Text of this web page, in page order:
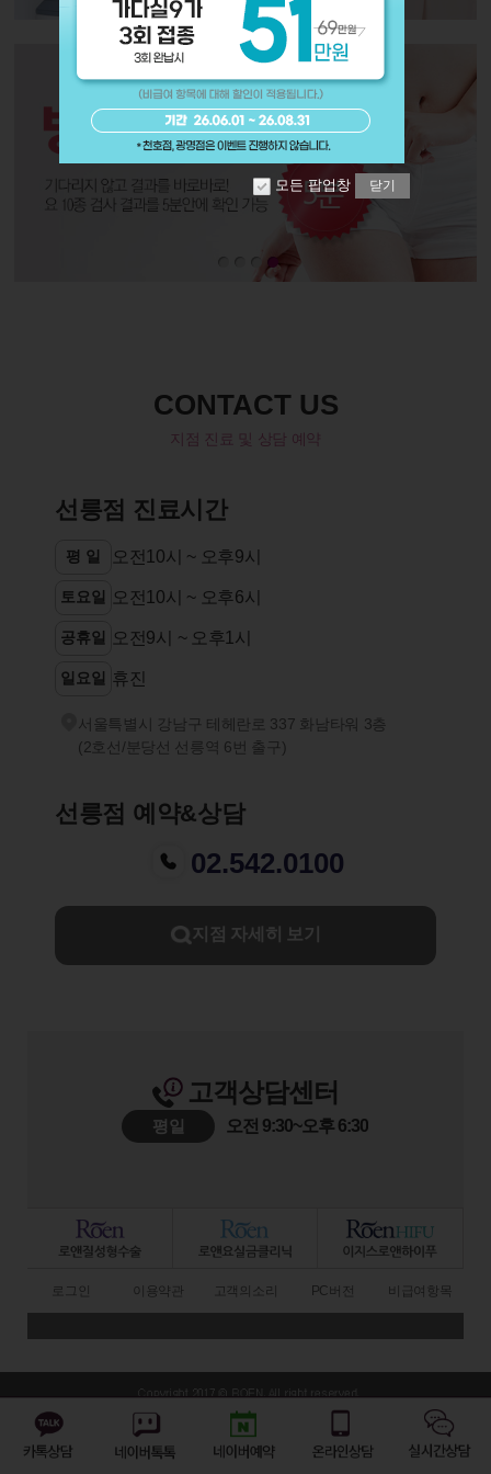
모든 팝업창 닫기
CONTACT US
지점 진료 및 상담 예약
선릉점 진료시간
평 일 오전10시 ~ 오후9시
토요일 오전10시 ~ 오후6시
공휴일 오전9시 ~ 오후1시
일요일 휴진
서울특별시 강남구 테헤란로 337 화남타워 3층
(2호선/분당선 선릉역 6번 출구)
선릉점 예약&상담
02.542.0100
지점 자세히 보기
고객상담센터
평일 오전 9:30~오후 6:30
로그인 이용약관 고객의소리 PC버전 비급여항목